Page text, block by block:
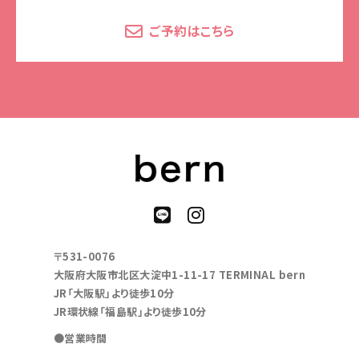
ご予約はこちら
〒531-0076
大阪府大阪市北区大淀中1-11-17 TERMINAL bern
JR「大阪駅」より徒歩10分
JR環状線「福島駅」より徒歩10分
●営業時間